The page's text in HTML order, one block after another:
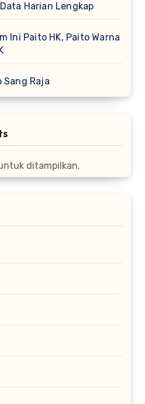
Harian Lengkap
Ini Paito HK, Paito Warna
Sang Raja
ditampilkan.